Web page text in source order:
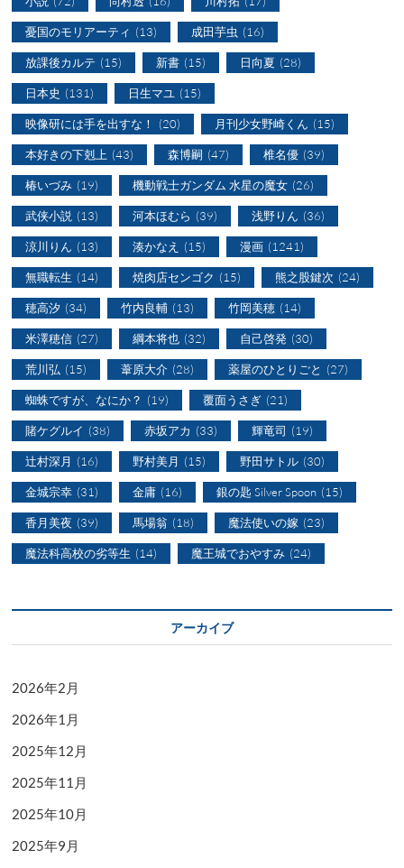
憂国のモリアーティ (13) 成田芋虫 (16)
放課後カルテ (15) 新書 (15) 日向夏 (28)
日本史 (131) 日生マユ (15)
映像研には手を出すな！ (20) 月刊少女野崎くん (15)
本好きの下剋上 (43) 森博嗣 (47) 椎名優 (39)
椿いづみ (19) 機動戦士ガンダム 水星の魔女 (26)
武侠小説 (13) 河本ほむら (39) 浅野りん (36)
涼川りん (13) 湊かなえ (15) 漫画 (1241)
無職転生 (14) 焼肉店センゴク (15) 熊之股鍵次 (24)
穂高汐 (34) 竹内良輔 (13) 竹岡美穂 (14)
米澤穂信 (27) 綱本将也 (32) 自己啓発 (30)
荒川弘 (15) 葦原大介 (28) 薬屋のひとりごと (27)
蜘蛛ですが、なにか？ (19) 覆面うさぎ (21)
賭ケグルイ (38) 赤坂アカ (33) 輝竜司 (19)
辻村深月 (16) 野村美月 (15) 野田サトル (30)
金城宗幸 (31) 金庸 (16) 銀の匙 Silver Spoon (15)
香月美夜 (39) 馬場翁 (18) 魔法使いの嫁 (23)
魔法科高校の劣等生 (14) 魔王城でおやすみ (24)
アーカイブ
2026年2月
2026年1月
2025年12月
2025年11月
2025年10月
2025年9月